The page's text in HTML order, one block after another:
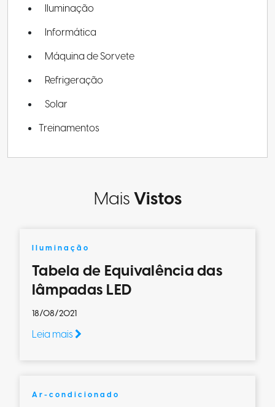
Iluminação
Informática
Máquina de Sorvete
Refrigeração
Solar
Treinamentos
MaisVistos
Iluminação
Tabela de Equivalência das
lâmpadas LED
18/08/2021
Leia mais
Ar-condicionado